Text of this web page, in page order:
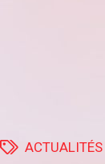
ACTUALITÉS